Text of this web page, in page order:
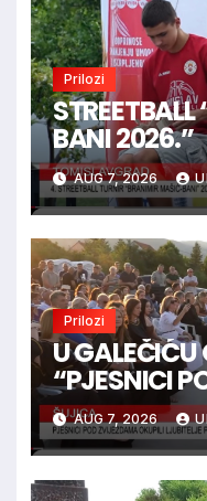
Prilozi
BANI 2026.”
AUG 7, 2026
Prilozi
U GALEČIĆU
“PJESNICI
AUG 7, 2026